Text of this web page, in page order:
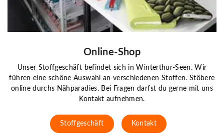
Online-Shop
Unser Stoffgeschäft befindet sich in Winterthur-Seen. Wir
führen eine schöne Auswahl an verschiedenen Stoffen. Stöbere
online durchs Nähparadies. Bei Fragen darfst du gerne mit uns
Kontakt aufnehmen.
Stoffgeschäft Kontakt